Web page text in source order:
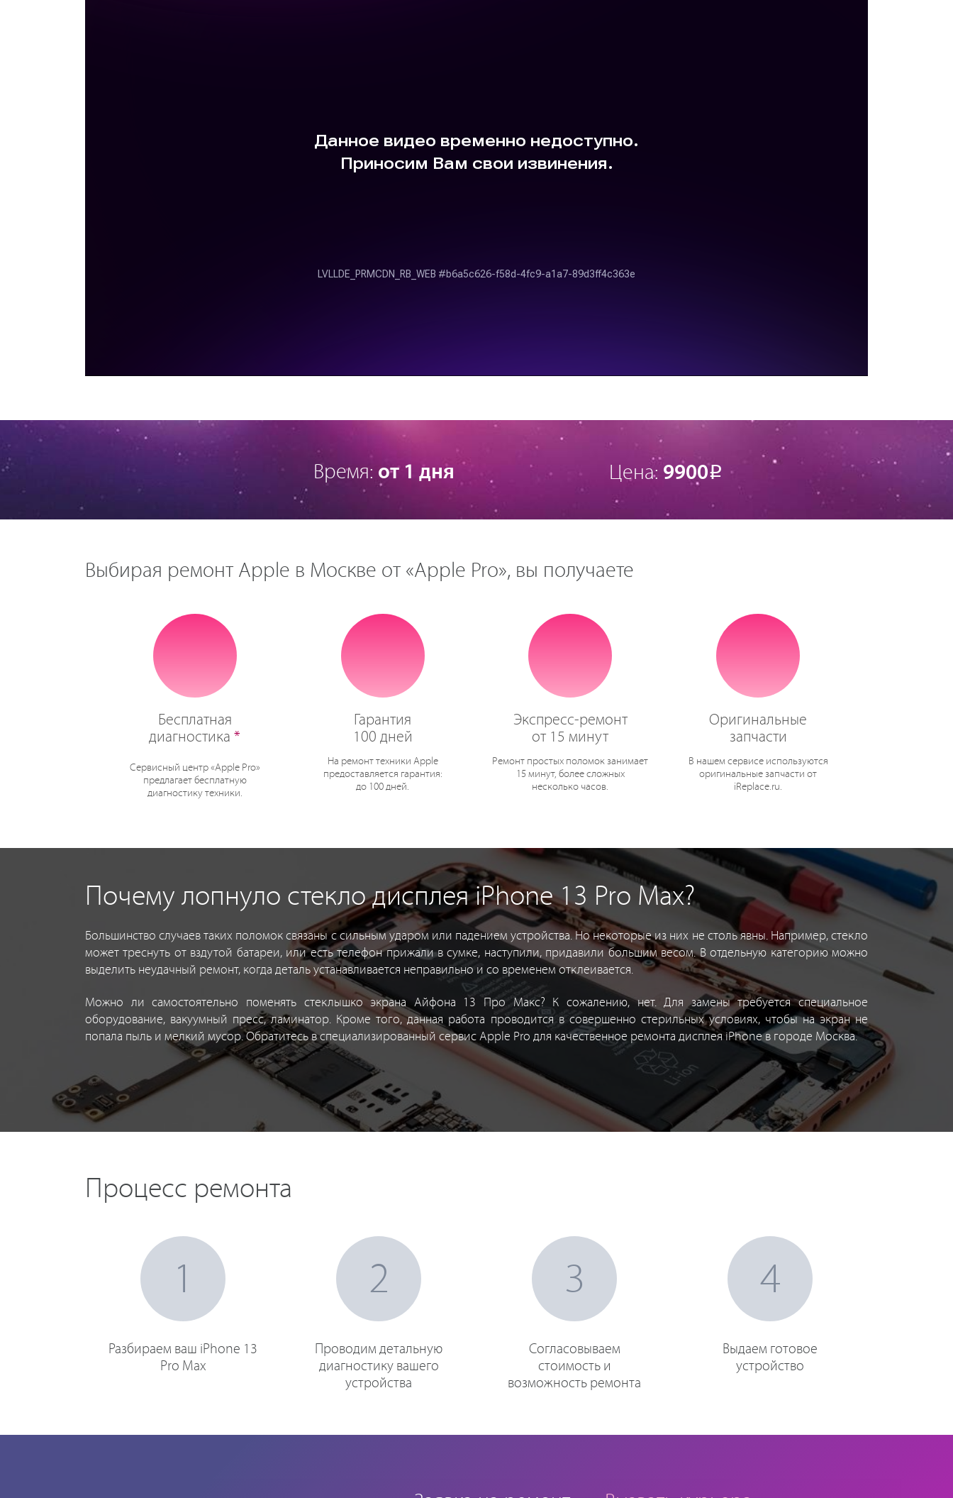
Время: от 1 дня Цена: 9900Р
Выбирая ремонт Apple в Москве от «Apple Pro», вы получаете
Бесплатная
диагностика*
Сервисный центр «Apple Pro»
предлагает бесплатную
диагностику техники.
Гарантия
100 дней
На ремонт техники Apple
предоставляется гарантия:
до 100 дней.
Экспресс-ремонт
от 15 минут
Ремонт простых поломок занимает
15 минут, более сложных
несколько часов.
Оригинальные
запчасти
В нашем сервисе используются
оригинальные запчасти от
iReplace.ru.
Почему лопнуло стекло дисплея iPhone 13 Pro Max?
Большинство случаев таких поломок связаны с сильным ударом или падением устройства. Но некоторые из них не столь явны. Например, стекло
может треснуть от вздутой батареи, или есть телефон прижали в сумке, наступили, придавили большим весом. В отдельную категорию можно
выделить неудачный ремонт, когда деталь устанавливается неправильно и со временем отклеивается.
Можно ли самостоятельно поменять стеклышко экрана Айфона 13 Про Макс? К сожалению, нет. Для замены требуется специальное
оборудование, вакуумный пресс, ламинатор. Кроме того, данная работа проводится в совершенно стерильных условиях, чтобы на экран не
попала пыль и мелкий мусор. Обратитесь в специализированный сервис Apple Pro для качественное ремонта дисплея iPhone в городе Москва.
Процесс ремонта
1
Разбираем ваш iPhone 13
Pro Max
2
Проводим детальную
диагностику вашего
устройства
3
Согласовываем
стоимость и
возможность ремонта
4
Выдаем готовое
устройство